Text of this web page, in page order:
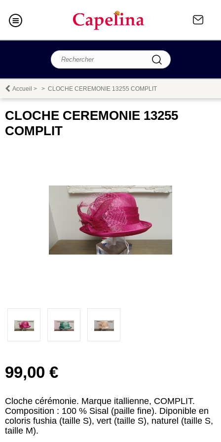
Accueil > > CLOCHE CEREMONIE 13255 COMPLIT
CLOCHE CEREMONIE 13255
COMPLIT
99,00 €
Cloche cérémonie. Marque itallienne, COMPLIT.
Composition : 100 % Sisal (paille fine). Diponible en
coloris fushia (taille S), vert (taille S), naturel (taille S,
taille M).